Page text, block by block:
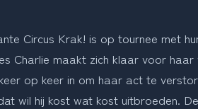
Circus Krak! is op tournee met
Charlie maakt zich klaar voor
op keer in om haar act te
wil hij kost wat kost uitbroeden.